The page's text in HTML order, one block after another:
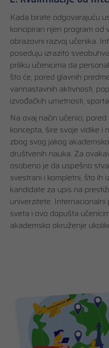
Kada birate odgovarajuću
koncipiran njen program od
obrazovni razvoj učenika.
poseduju izrazito
priliku učenicima da
što će, pored glavnih
vannastavnih aktivnosti,
izvođačkih umetnosti,
Na ovaj način učenici,
koncepta, šire svoje vidike i
zbog svog jakog
društvenih nauka. Za
osobeno je da uspešno
svestrani i kompletni, što ih
kandidate za upis na
univerzitete.
sveta i ovo dopušta
akademsko okruženje